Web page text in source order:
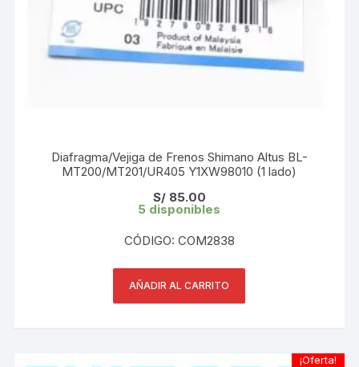
Diafragma/Vejiga de Frenos Shimano Altus BL-
MT200/MT201/UR405 Y1XW98010 (1 lado)
S/85.00
5 disponibles
CÓDIGO: COM2838
AÑADIR AL CARRITO
¡Oferta!